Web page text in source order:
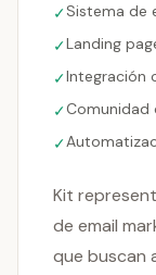
✓Sistema de
✓Landing
✓Integración
✓Comunidad
✓
Kit
de email
que buscan